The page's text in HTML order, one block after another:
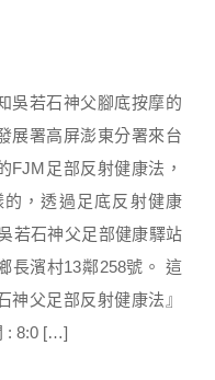
吳若石神父腳底按摩的
展署高屏澎東分署來台
FJM足部反射健康法，
，透過足底反射健康
若石神父足部健康驛站
長濱村13鄰258號。 這
父足部反射健康法』
: 8:0 […]